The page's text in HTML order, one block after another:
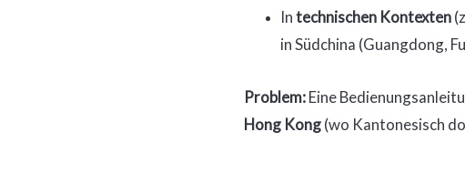
Intechnischen Kontexten
in Südchina (Guangdong,
Problem:Eine
Hong Kong(wo Kantonesisch